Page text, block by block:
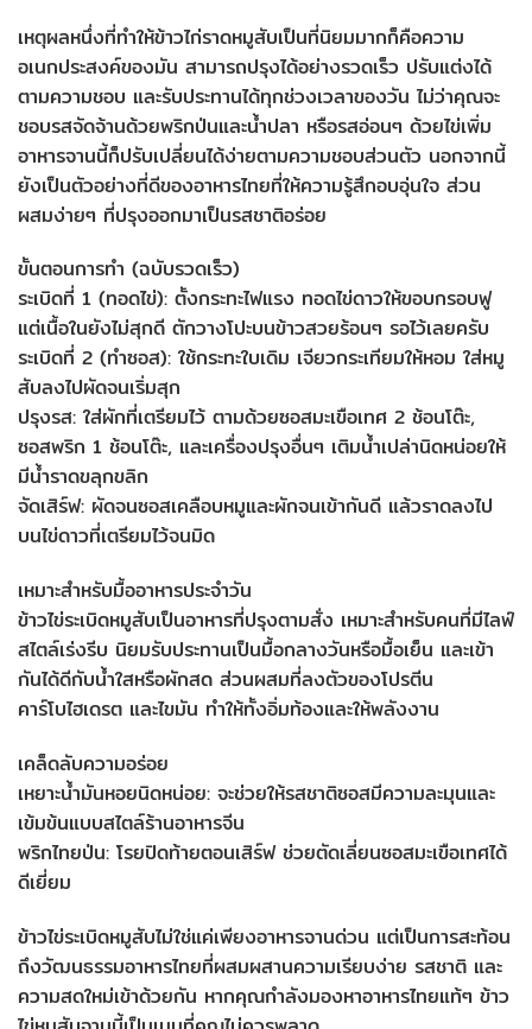
เหตุผลหนึ่งที่ทำให้ข้าวไก่ราดหมูสับเป็นที่นิยมมากก็คือความ
อเนกประสงค์ของมัน สามารถปรุงได้อย่างรวดเร็ว ปรับแต่งได้
ตามความชอบ และรับประทานได้ทุกช่วงเวลาของวัน ไม่ว่าคุณจะ
ชอบรสจัดจ้านด้วยพริกป่นและน้ำปลา หรือรสอ่อนๆ ด้วยไข่เพิ่ม
อาหารจานนี้ก็ปรับเปลี่ยนได้ง่ายตามความชอบส่วนตัว นอกจากนี้
ยังเป็นตัวอย่างที่ดีของอาหารไทยที่ให้ความรู้สึกอบอุ่นใจ ส่วน
ผสมง่ายๆ ที่ปรุงออกมาเป็นรสชาติอร่อย
ขั้นตอนการทำ (ฉบับรวดเร็ว)
ระเบิดที่ 1 (ทอดไข่): ตั้งกระทะไฟแรง ทอดไข่ดาวให้ขอบกรอบฟู
แต่เนื้อในยังไม่สุกดี ตักวางโปะบนข้าวสวยร้อนๆ รอไว้เลยครับ
ระเบิดที่ 2 (ทำซอส): ใช้กระทะใบเดิม เจียวกระเทียมให้หอม ใส่หมู
สับลงไปผัดจนเริ่มสุก
ปรุงรส: ใส่ผักที่เตรียมไว้ ตามด้วยซอสมะเขือเทศ 2 ช้อนโต๊ะ,
ซอสพริก 1 ช้อนโต๊ะ, และเครื่องปรุงอื่นๆ เติมน้ำเปล่านิดหน่อยให้
มีน้ำราดขลุกขลิก
จัดเสิร์ฟ: ผัดจนซอสเคลือบหมูและผักจนเข้ากันดี แล้วราดลงไป
บนไข่ดาวที่เตรียมไว้จนมิด
เหมาะสำหรับมื้ออาหารประจำวัน
ข้าวไข่ระเบิดหมูสับเป็นอาหารที่ปรุงตามสั่ง เหมาะสำหรับคนที่มีไลฟ์
สไตล์เร่งรีบ นิยมรับประทานเป็นมื้อกลางวันหรือมื้อเย็น และเข้า
กันได้ดีกับน้ำใสหรือผักสด ส่วนผสมที่ลงตัวของโปรตีน
คาร์โบไฮเดรต และไขมัน ทำให้ทั้งอิ่มท้องและให้พลังงาน
เคล็ดลับความอร่อย
เหยาะน้ำมันหอยนิดหน่อย: จะช่วยให้รสชาติซอสมีความละมุนและ
เข้มข้นแบบสไตล์ร้านอาหารจีน
พริกไทยป่น: โรยปิดท้ายตอนเสิร์ฟ ช่วยตัดเลี่ยนซอสมะเขือเทศได้
ดีเยี่ยม
ข้าวไข่ระเบิดหมูสับไม่ใช่แค่เพียงอาหารจานด่วน แต่เป็นการสะท้อน
ถึงวัฒนธรรมอาหารไทยที่ผสมผสานความเรียบง่าย รสชาติ และ
ความสดใหม่เข้าด้วยกัน หากคุณกำลังมองหาอาหารไทยแท้ๆ ข้าว